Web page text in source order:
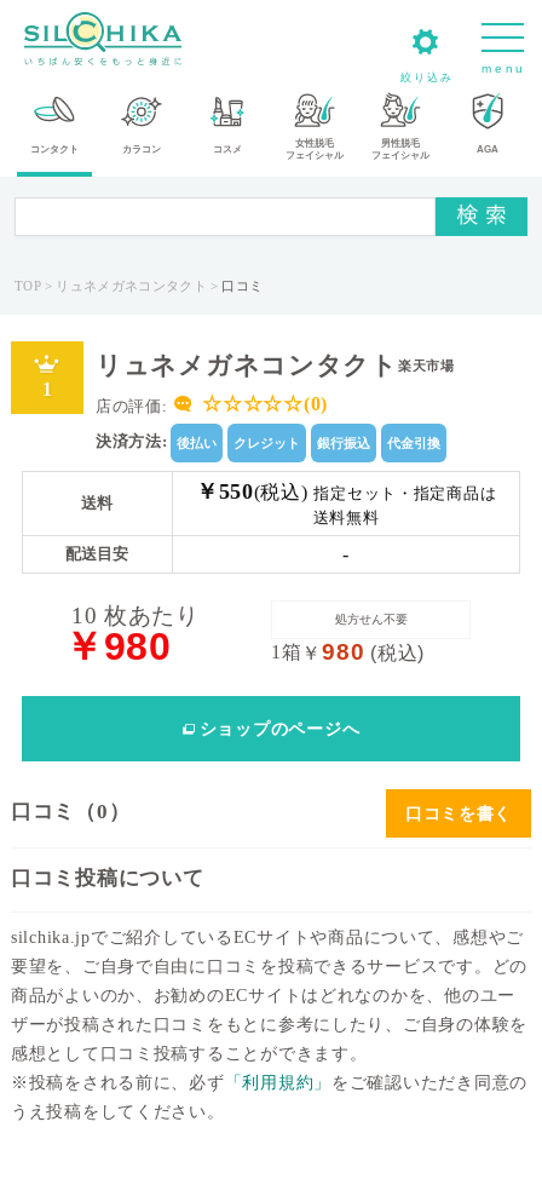
m e n u
コンタクト カラコン コスメ
女性脱毛
フェイシャル
男性脱毛
フェイシャル
AGA
TOP リュネメガネコンタクト 口コミ
1
リュネメガネコンタクト 楽天市場
店の評価: ☆☆☆☆☆(0)
決済方法: 後払い クレジット 銀行振込 代金引換
送料 ￥550(税込) 指定セット・指定商品は
送料無料
配送目安 -
10 枚あたり
￥980 1箱 ￥980 (税込)
処方せん不要
ショップのページへ
口コミ（0） 口コミを書く
口コミ投稿について
silchika.jpでご紹介しているECサイトや商品について、感想やご
要望を、ご自身で自由に口コミを投稿できるサービスです。どの
商品がよいのか、お勧めのECサイトはどれなのかを、他のユー
ザーが投稿された口コミをもとに参考にしたり、ご自身の体験を
感想として口コミ投稿することができます。
※投稿をされる前に、必ず 「利用規約」 をご確認いただき同意の
うえ投稿をしてください。
絞り込み
カ
テ
リ
カ
ん
帯
～